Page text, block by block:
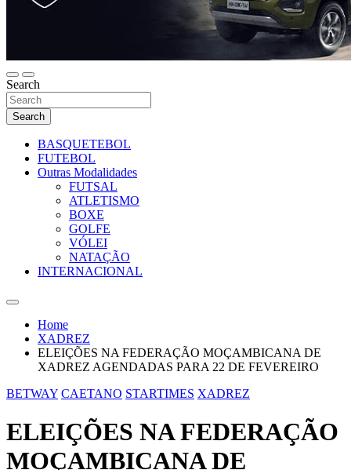
Search
Search
BASQUETEBOL
FUTEBOL
Outras Modalidades
FUTSAL
ATLETISMO
BOXE
GOLFE
VÓLEI
NATAÇÃO
INTERNACIONAL
Home
XADREZ
ELEIÇÕES NA FEDERAÇÃO MOÇAMBICANA DE
XADREZ AGENDADAS PARA 22 DE FEVEREIRO
BETWAY CAETANO STARTIMES XADREZ
ELEIÇÕES NA FEDERAÇÃO
MOÇAMBICANA DE